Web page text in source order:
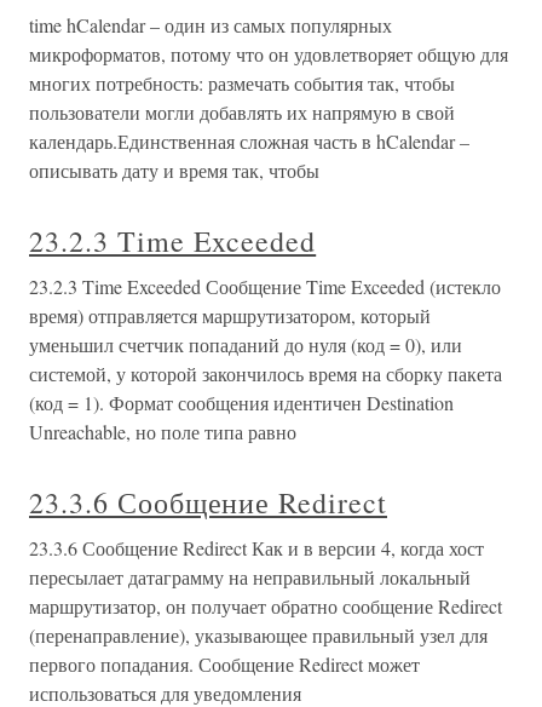
time hCalendar – один из самых популярных
микроформатов, потому что он удовлетворяет общую для
многих потребность: размечать события так, чтобы
пользователи могли добавлять их напрямую в свой
календарь.Единственная сложная часть в hCalendar –
описывать дату и время так, чтобы
23.2.3 Time Exceeded
23.2.3 Time Exceeded Сообщение Time Exceeded (истекло
время) отправляется маршрутизатором, который
уменьшил счетчик попаданий до нуля (код = 0), или
системой, у которой закончилось время на сборку пакета
(код = 1). Формат сообщения идентичен Destination
Unreachable, но поле типа равно
23.3.6 Сообщение Redirect
23.3.6 Сообщение Redirect Как и в версии 4, когда хост
пересылает датаграмму на неправильный локальный
маршрутизатор, он получает обратно сообщение Redirect
(перенаправление), указывающее правильный узел для
первого попадания. Сообщение Redirect может
использоваться для уведомления